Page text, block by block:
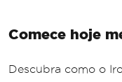
Comece hoje
Descubra como o